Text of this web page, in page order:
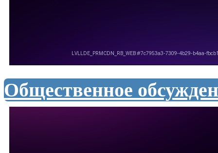
Общественное